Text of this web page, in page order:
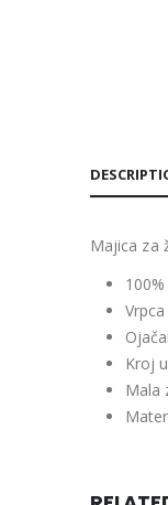
Majica za
Kroj
Mala